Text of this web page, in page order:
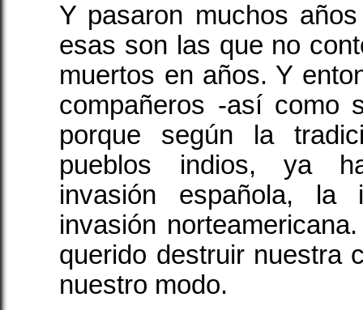
Y pasaron muchos
esas son las que no
muertos en años. Y
compañeros -así como
porque según la
pueblos indios, ya
invasión española, la
invasión
querido destruir nuestra
nuestro modo.